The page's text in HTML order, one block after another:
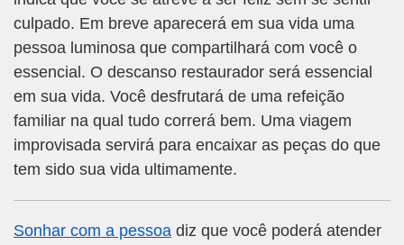
culpado. Em breve aparecerá em sua vida uma
pessoa luminosa que compartilhará com você o
essencial. O descanso restaurador será essencial
em sua vida. Você desfrutará de uma refeição
familiar na qual tudo correrá bem. Uma viagem
improvisada servirá para encaixar as peças do que
tem sido sua vida ultimamente.
Sonhar com a pessoa diz que você poderá atender